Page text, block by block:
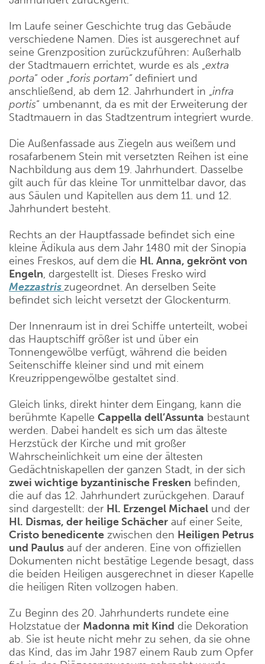
Im Laufe seiner Geschichte trug das Gebäude
verschiedene Namen. Dies ist ausgerechnet auf
seine Grenzposition zurückzuführen: Außerhalb
der Stadtmauern errichtet, wurde es als „extra
porta“ oder „foris portam“definiert und
anschließend, ab dem 12. Jahrhundert in „infra
portis“ umbenannt, da es mit der Erweiterung der
Stadtmauern in das Stadtzentrum integriert wurde.
Die Außenfassade aus Ziegeln aus weißem und
rosafarbenem Stein mit versetzten Reihen ist eine
Nachbildung aus dem 19. Jahrhundert. Dasselbe
gilt auch für das kleine Tor unmittelbar davor, das
aus Säulen und Kapitellen aus dem 11. und 12.
Jahrhundert besteht.
Rechts an der Hauptfassade befindet sich eine
kleine Ädikula aus dem Jahr 1480 mit der Sinopia
eines Freskos, auf dem die Hl. Anna, gekrönt von
Engeln, dargestellt ist. Dieses Fresko wird
Mezzastriszugeordnet. An derselben Seite
befindet sich leicht versetzt der Glockenturm.
Der Innenraum ist in drei Schiffe unterteilt, wobei
das Hauptschiff größer ist und über ein
Tonnengewölbe verfügt, während die beiden
Seitenschiffe kleiner sind und mit einem
Kreuzrippengewölbe gestaltet sind.
Gleich links, direkt hinter dem Eingang, kann die
berühmte Kapelle Cappella dell’Assunta bestaunt
werden. Dabei handelt es sich um das älteste
Herzstück der Kirche und mit großer
Wahrscheinlichkeit um eine der ältesten
Gedächtniskapellen der ganzen Stadt, in der sich
zwei wichtige byzantinische Fresken befinden,
die auf das 12. Jahrhundert zurückgehen. Darauf
sind dargestellt: der Hl. Erzengel Michael und der
Hl. Dismas, der heilige Schächer auf einer Seite,
Cristo benedicente zwischen den Heiligen Petrus
und Paulus auf der anderen. Eine von offiziellen
Dokumenten nicht bestätige Legende besagt, dass
die beiden Heiligen ausgerechnet in dieser Kapelle
die heiligen Riten vollzogen haben.
Zu Beginn des 20. Jahrhunderts rundete eine
Holzstatue der Madonna mit Kind die Dekoration
ab. Sie ist heute nicht mehr zu sehen, da sie ohne
das Kind, das im Jahr 1987 einem Raub zum Opfer